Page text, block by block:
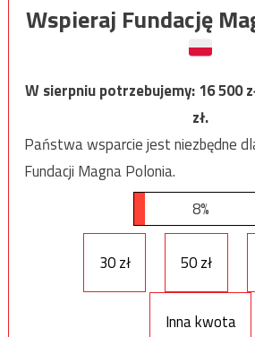
Wspieraj Fundację
W sierpniu potrzebujemy:16 500
zł.
Państwa wsparcie jest niezbędne
Fundacji Magna Polonia.
8%
30 zł 50 zł
Inna kwota